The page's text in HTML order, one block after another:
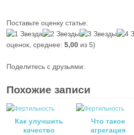
Поставьте оценку статье:
оценок, среднее:5,00 из 5)
Поделитесь с друзьями:
Похожие записи
Как улучшить
качество
Что такое
агрегация